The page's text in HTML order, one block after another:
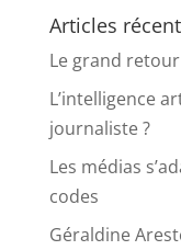
Articles
Le grand
L’intelligence
journaliste ?
Les médias
codes
Géraldine